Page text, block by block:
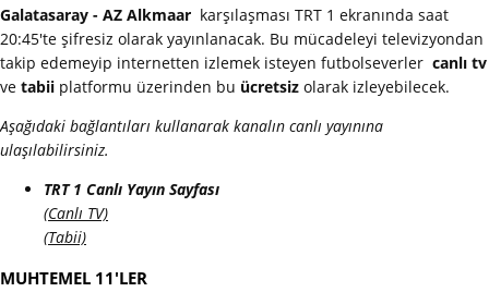
Galatasaray - AZ Alkmaar karşılaşması TRT 1 ekranında saat
20:45'te şifresiz olarak yayınlanacak. Bu mücadeleyi televizyondan
takip edemeyip internetten izlemek isteyen futbolseverler canlı tv
ve tabii platformu üzerinden bu ücretsiz olarak izleyebilecek.
Aşağıdaki bağlantıları kullanarak kanalın canlı yayınına
ulaşılabilirsiniz.
TRT 1 Canlı Yayın Sayfası
(Canlı TV)
(Tabii)
MUHTEMEL 11'LER